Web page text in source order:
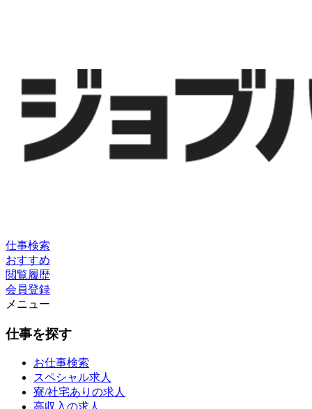
仕事検索
おすすめ
閲覧履歴
会員登録
メニュー
仕事を探す
お仕事検索
スペシャル求人
寮/社宅ありの求人